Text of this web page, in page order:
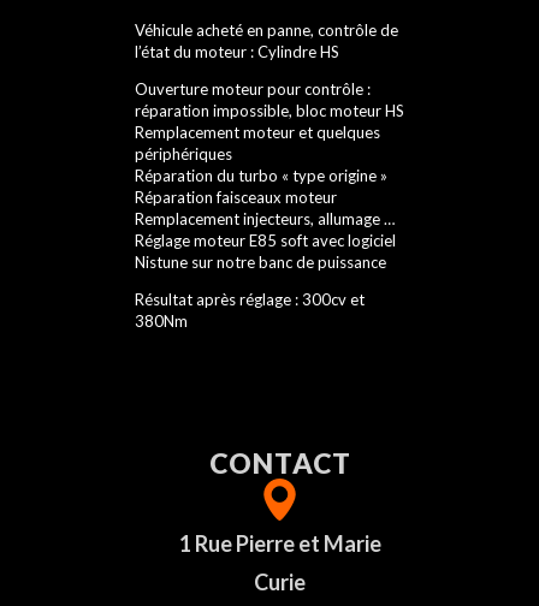
Véhicule acheté en panne, contrôle de
l’état du moteur : Cylindre HS
Ouverture moteur pour contrôle :
réparation impossible, bloc moteur HS
Remplacement moteur et quelques
périphériques
Réparation du turbo « type origine »
Réparation faisceaux moteur
Remplacement injecteurs, allumage …
Réglage moteur E85 soft avec logiciel
Nistune sur notre banc de puissance
Résultat après réglage : 300cv et
380Nm
CONTACT
1 Rue Pierre et Marie
Curie